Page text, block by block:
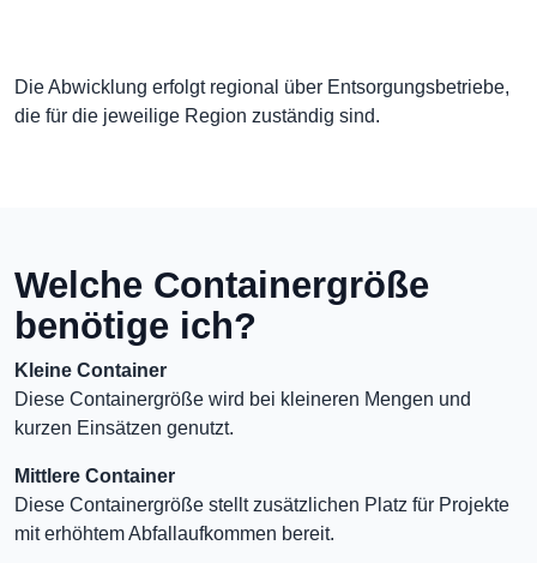
Die Abwicklung erfolgt regional über Entsorgungsbetriebe,
die für die jeweilige Region zuständig sind.
Welche Containergröße
benötige ich?
Kleine Container
Diese Containergröße wird bei kleineren Mengen und
kurzen Einsätzen genutzt.
Mittlere Container
Diese Containergröße stellt zusätzlichen Platz für Projekte
mit erhöhtem Abfallaufkommen bereit.